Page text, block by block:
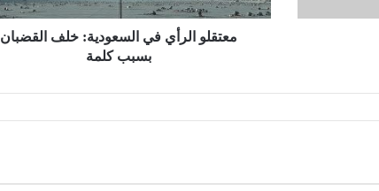
معتقلو الرأي في السعودية: خلف القضبان
بسبب كلمة